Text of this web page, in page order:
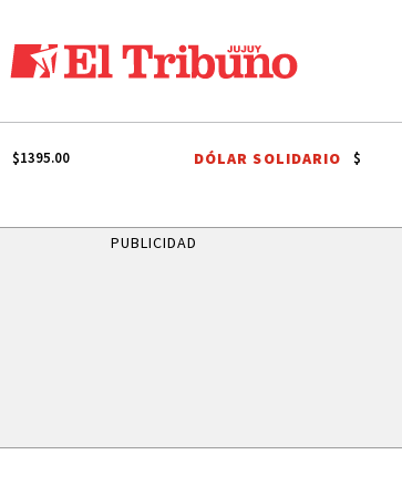
TILCARA JUJUY BASQUET TERMAS DE REYES
$1395.00 DÓLAR SOLIDARIO $
PUBLICIDAD